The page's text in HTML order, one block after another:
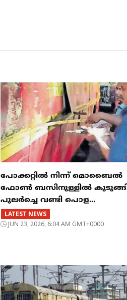
പോക്കറ്റിൽ നിന്ന് മൊബൈൽ
ഫോൺ ബസിനുള്ളിൽ
പുലർച്ചെ വണ്ടി പൊള...
LATEST NEWS
JUN 23, 2026, 6:04 AM GMT+0000